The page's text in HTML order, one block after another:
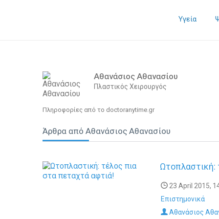
Υγεία
Αθανάσιος Αθανασίου
Πλαστικός Χειρουργός
Πληροφορίες από το doctoranytime.gr
Άρθρα από Αθανάσιος Αθανασίου
Ωτοπλαστική:
23 April 2015,
Επιστημονικά
Αθανάσιος